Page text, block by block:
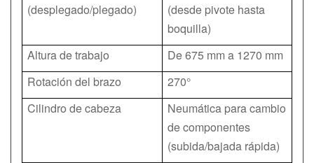
(desplegado/plegado)
(desde pivote hasta
boquilla)
Altura de trabajo
De 675 mm a 1270 mm
Rotación del brazo
270°
Cilindro de cabeza
Neumática para cambio
de componentes
(subida/bajada rápida)